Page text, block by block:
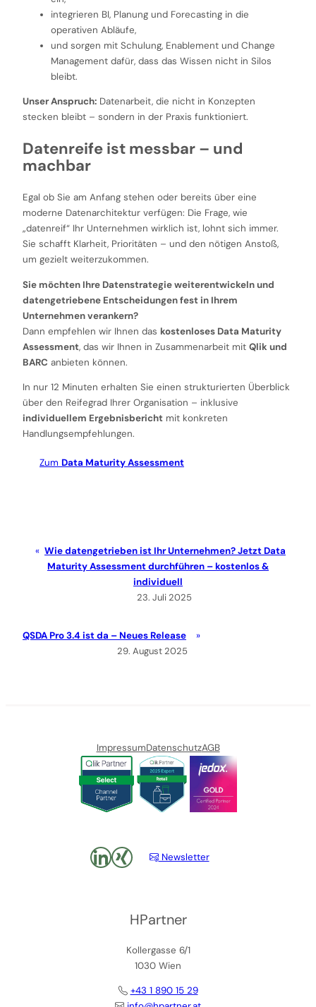
integrieren BI, Planung und Forecasting in die
operativen Abläufe,
und sorgen mit Schulung, Enablement und Change
Management dafür, dass das Wissen nicht in Silos
bleibt.
Unser Anspruch: Datenarbeit, die nicht in Konzepten
stecken bleibt – sondern in der Praxis funktioniert.
Datenreife ist messbar – und
machbar
Egal ob Sie am Anfang stehen oder bereits über eine
moderne Datenarchitektur verfügen: Die Frage, wie
„datenreif“ Ihr Unternehmen wirklich ist, lohnt sich immer.
Sie schafft Klarheit, Prioritäten – und den nötigen Anstoß,
um gezielt weiterzukommen.
Sie möchten Ihre Datenstrategie weiterentwickeln und
datengetriebene Entscheidungen fest in Ihrem
Unternehmen verankern?
Dann empfehlen wir Ihnen das kostenloses Data Maturity
Assessment, das wir Ihnen in Zusammenarbeit mit Qlik und
BARC anbieten können.
In nur 12 Minuten erhalten Sie einen strukturierten Überblick
über den Reifegrad Ihrer Organisation – inklusive
individuellem Ergebnisbericht mit konkreten
Handlungsempfehlungen.
Zum Data Maturity Assessment
Wie datengetrieben ist Ihr Unternehmen? Jetzt Data
Maturity Assessment durchführen – kostenlos &
individuell
23. Juli 2025
QSDA Pro 3.4 ist da – Neues Release
29. August 2025
HPartner
Kollergasse 6/1
1030 Wien
+43 1 890 15 29
ImpressumDatenschutzAGB
LinkedIn xing Newsletter